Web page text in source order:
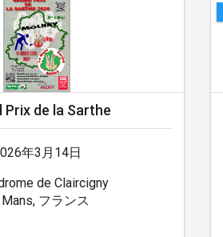
Prix de la Sarthe
年3月14日
de Claircigny
フランス